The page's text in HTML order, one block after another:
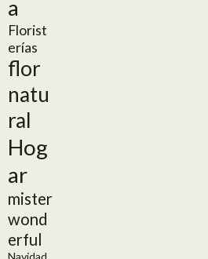
a
Florist
erías
flor
natu
ral
Hog
ar
mister
wond
erful
Navidad